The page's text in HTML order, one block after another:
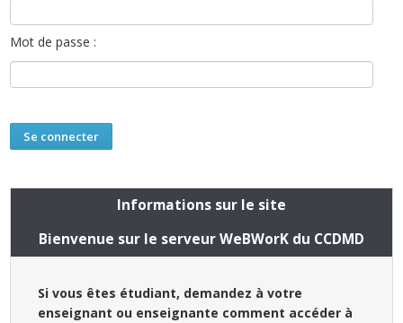
Mot de passe :
Informations sur le site
Bienvenue sur le serveur WeBWorK du CCDMD
Si vous êtes étudiant, demandez à votre
enseignant ou enseignante comment accéder à